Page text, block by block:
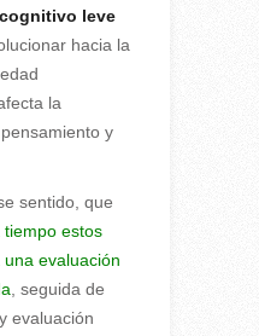
leve
hacia la
la
y
sentido, que
estos
evaluación
, seguida de
evaluación